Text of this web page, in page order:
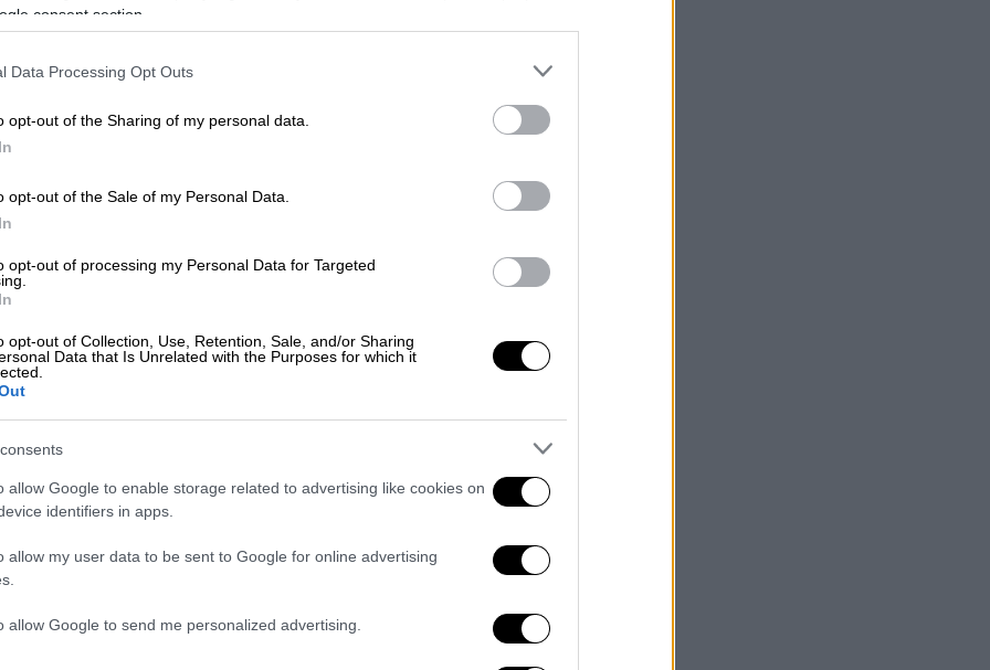
consent section.
Data Processing Opt Outs
opt-out of the Sharing of my personal data.
opt-out of the Sale of my Personal Data.
opt-out of processing my Personal Data for Targeted
opt-out of Collection, Use, Retention, Sale, and/or Sharing
Data that Is Unrelated with the Purposes for which it
allow Google to enable storage related to advertising like cookies on
identifiers in apps.
allow my user data to be sent to Google for online advertising
allow Google to send me personalized advertising.
απάντησή της, υπογραμμίζει ότι:
βιώσιμο ηλεκτρονικό εμπόριο.
οι καταναλωτές και
ευθύνες για τις ηλεκτρονικές αγορές, με
μπορούν να πωλούν μόνο προϊόντα που
ασφάλειας των προϊόντων και
του κανονισμού για τη γενική
όρους ανταγωνισμού
ΕΕ και των λιανοπωλητών της ΕΕ, με την
ύψους 150 ευρώ και με την ευθυγράμμιση
ΦΠΑ.
σε διαρθρωτικές αλλαγές για τη
τελωνιακών αρχών.
το κείμενο της απάντησης της
εξής: